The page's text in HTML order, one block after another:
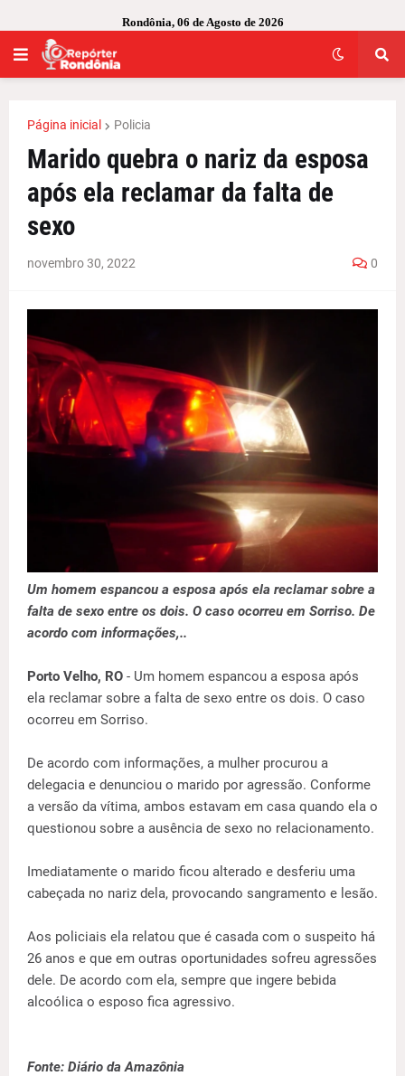
Rondônia, 06 de Agosto de 2026
Página inicial Policia
Marido quebra o nariz da esposa
após ela reclamar da falta de
sexo
novembro 30, 2022 0
Um homem espancou a esposa após ela reclamar sobre a
falta de sexo entre os dois. O caso ocorreu em Sorriso. De
acordo com informações,..
Porto Velho, RO - Um homem espancou a esposa após
ela reclamar sobre a falta de sexo entre os dois. O caso
ocorreu em Sorriso.
De acordo com informações, a mulher procurou a
delegacia e denunciou o marido por agressão. Conforme
a versão da vítima, ambos estavam em casa quando ela o
questionou sobre a ausência de sexo no relacionamento.
Imediatamente o marido ficou alterado e desferiu uma
cabeçada no nariz dela, provocando sangramento e lesão.
Aos policiais ela relatou que é casada com o suspeito há
26 anos e que em outras oportunidades sofreu agressões
dele. De acordo com ela, sempre que ingere bebida
alcoólica o esposo fica agressivo.
Fonte: Diário da Amazônia